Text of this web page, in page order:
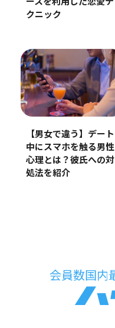
ースを利用した恋愛テ
クニック
【男女で違う】デート
中にスマホを触る男性
心理とは？彼氏への対
処法を紹介